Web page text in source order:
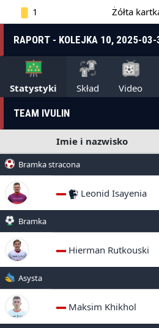
1
Żółta
RAPORT - KOLEJKA 10, 2025-
Statystyki Skład Video
TEAM IVULIN
Imie i nazwisko
Bramka stracona
Leonid Isayenia
Bramka
Hierman Rutkouski
Asysta
Maksim Khikhol